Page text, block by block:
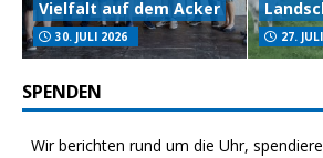
Vielfalt auf dem Acker
30. JULI 2026 27.
SPENDEN
Wir berichten rund um die Uhr,